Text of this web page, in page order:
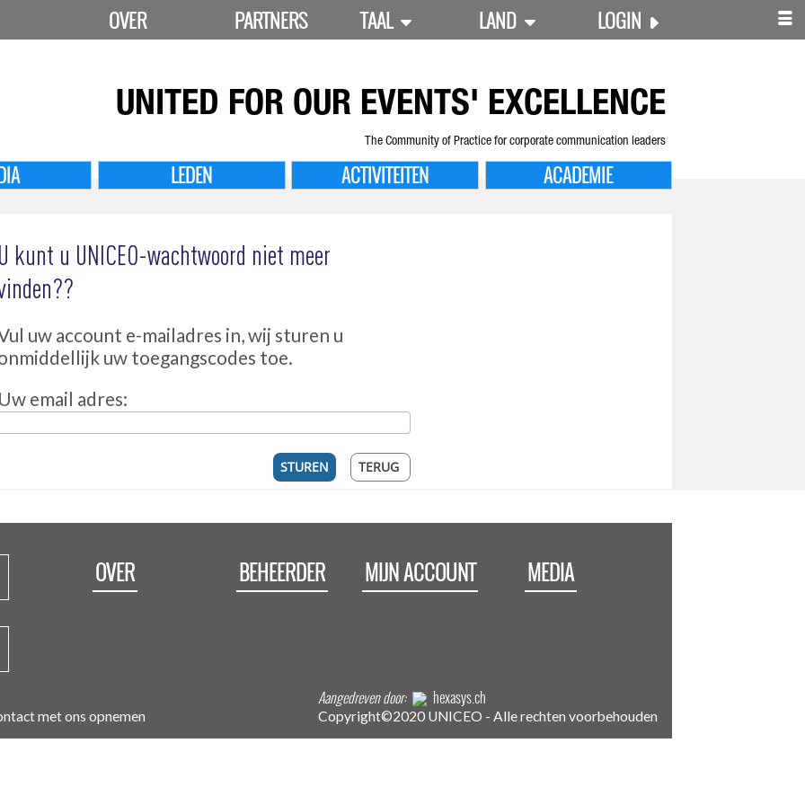
OVER PARTNERS TAAL LAND LOGIN
UNITED FOR OUR EVENTS' EXCELLENCE
The Community of Practice for corporate communication leaders
LEDEN ACTIVITEITEN ACADEMIE
kunt u UNICEO-wachtwoord niet meer
uw account e-mailadres in, wij sturen u
uw toegangscodes toe.
email adres:
OVER BEHEERDER MIJN ACCOUNT MEDIA
met ons opnemen
Aangedreven door: hexasys.ch
Copyright©2020 UNICEO - Alle rechten voorbehouden